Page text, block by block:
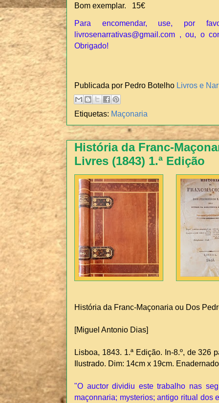
Bom exemplar. 15€
Para encomendar, use, por
livrosenarrativas@gmail.com , ou, o
Obrigado!
Publicada por Pedro Botelho Livros e
Etiquetas: Maçonaria
História da Franc-
Livres (1843) 1.ª Edição
História da Franc-Maçonaria ou Dos
[Miguel Antonio Dias]
Lisboa, 1843. 1.ª Edição. In-8.º, de 326
Ilustrado. Dim: 14cm x 19cm.
"O auctor dividiu este trabalho nas
maçonnaria; mysterios; antigo ritual dos